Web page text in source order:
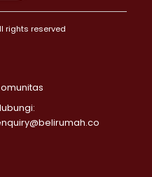
rights reserved